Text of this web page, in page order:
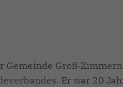
Gemeinde Groß-
Er war 20